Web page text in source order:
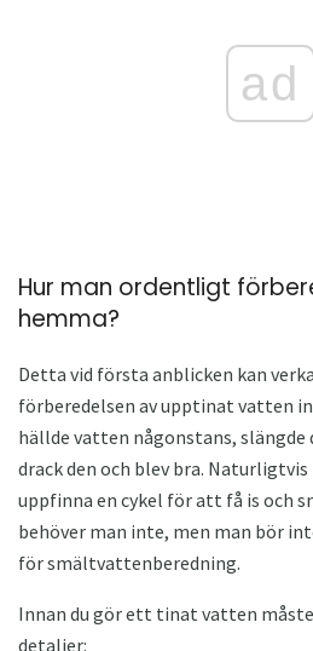
ad
Hur man ordentligt
hemma?
Detta vid första anblicken kan
förberedelsen av upptinat vatten
hällde vatten någonstans, slängde
drack den och blev bra.
uppfinna en cykel för att få is och
behöver man inte, men man bör
för smältvattenberedning.
Innan du gör ett tinat vatten
detaljer: